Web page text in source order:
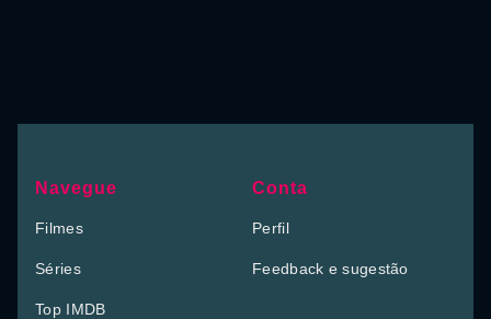
Navegue
Filmes
Séries
Top IMDB
Conta
Perfil
Feedback e sugestão